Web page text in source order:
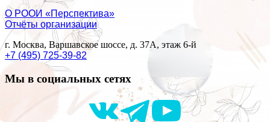
О РООИ «Перспектива»
Отчёты организации
г. Москва, Варшавское шоссе, д. 37А, этаж 6-й
+7 (495) 725-39-82
Мы в социальных сетях